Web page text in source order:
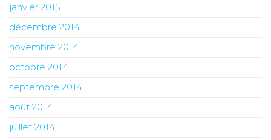
janvier 2015
décembre 2014
novembre 2014
octobre 2014
septembre 2014
août 2014
juillet 2014